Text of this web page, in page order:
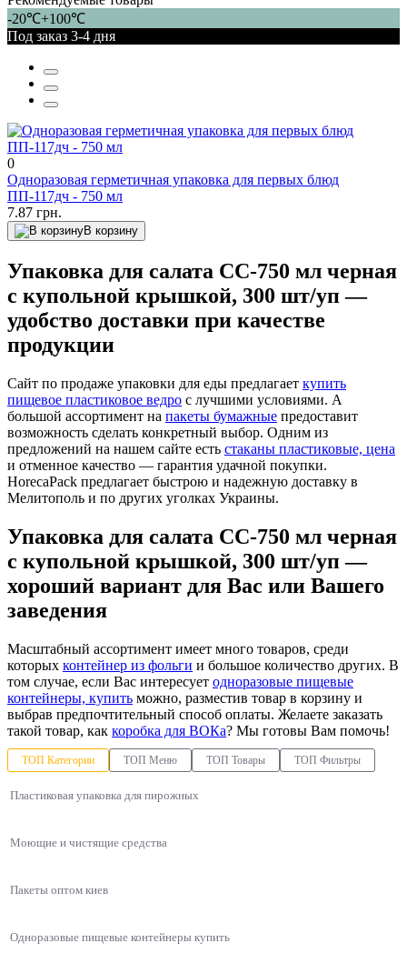
-20℃+100℃
Под заказ 3-4 дня
0
Одноразовая герметичная упаковка для первых блюд
ПП-117дч - 750 мл
7.87 грн.
В корзину
Упаковка для салата CC-750 мл черная
с купольной крышкой, 300 шт/уп —
удобство доставки при качестве
продукции
Сайт по продаже упаковки для еды предлагает купить
пищевое пластиковое ведро с лучшими условиями. А
большой ассортимент на пакеты бумажные предоставит
возможность сделать конкретный выбор. Одним из
предложений на нашем сайте есть стаканы пластиковые, цена
и отменное качество — гарантия удачной покупки.
HorecaPack предлагает быстрою и надежную доставку в
Мелитополь и по других уголках Украины.
Упаковка для салата CC-750 мл черная
с купольной крышкой, 300 шт/уп —
хороший вариант для Вас или Вашего
заведения
Масштабный ассортимент имеет много товаров, среди
которых контейнер из фольги и большое количество других. В
том случае, если Вас интересует одноразовые пищевые
контейнеры, купить можно, разместив товар в корзину и
выбрав предпочтительный способ оплаты. Желаете заказать
такой товар, как коробка для ВОКа? Мы готовы Вам помочь!
ТОП Категории ТОП Меню ТОП Товары ТОП Фильтры
Пластиковая упаковка для пирожных
Моющие и чистящие средства
Пакеты оптом киев
Одноразовые пищевые контейнеры купить